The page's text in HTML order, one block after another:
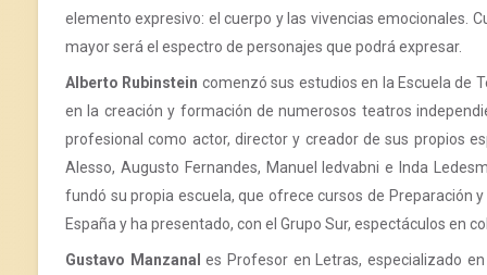
elemento expresivo: el cuerpo y las vivencias emocionales.
mayor será el espectro de personajes que podrá expresar.
Alberto Rubinstein comenzó sus estudios en la Escuela de
en la creación y formación de numerosos teatros
profesional como actor, director y creador de sus propios
Alesso, Augusto Fernandes, Manuel Iedvabni e Inda
fundó su propia escuela, que ofrece cursos de Preparación
España y ha presentado, con el Grupo Sur, espectáculos en
Gustavo Manzanal es Profesor en Letras, especializado